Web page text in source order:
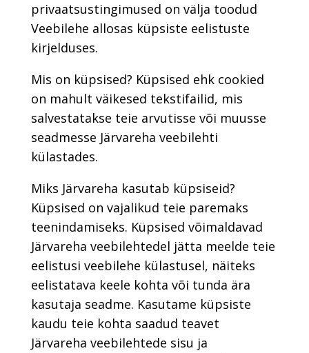
privaatsustingimused on välja toodud
Veebilehe allosas küpsiste eelistuste
kirjelduses.
Mis on küpsised? Küpsised ehk cookied
on mahult väikesed tekstifailid, mis
salvestatakse teie arvutisse või muusse
seadmesse Järvareha veebilehti
külastades.
Miks Järvareha kasutab küpsiseid?
Küpsised on vajalikud teie paremaks
teenindamiseks. Küpsised võimaldavad
Järvareha veebilehtedel jätta meelde teie
eelistusi veebilehe külastusel, näiteks
eelistatava keele kohta või tunda ära
kasutaja seadme. Kasutame küpsiste
kaudu teie kohta saadud teavet
Järvareha veebilehtede sisu ja